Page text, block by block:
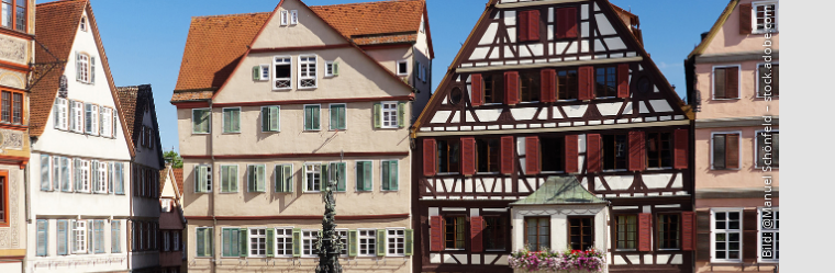
Bild: @Manuel Schönfeld – stock.adobe.com